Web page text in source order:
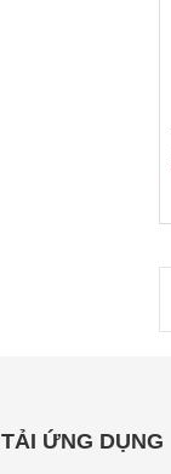
TẢI ỨNG DỤNG